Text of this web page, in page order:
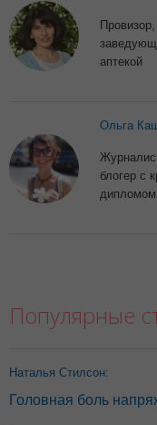
Провизор,
аптекой
Ольга
блогер с
дипломом
Популярные
Наталья Стилсон:
Головная боль